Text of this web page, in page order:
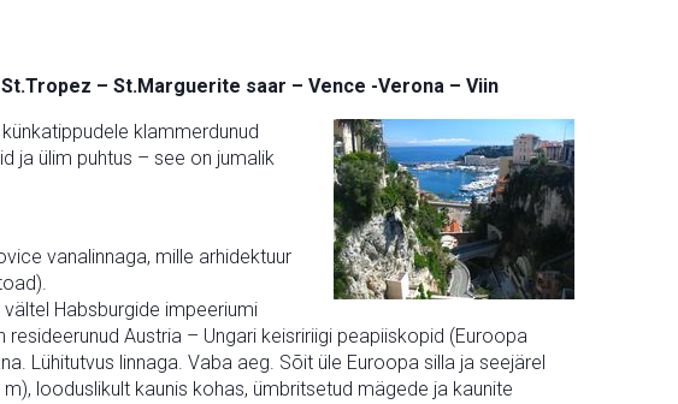
– St.Marguerite saar – Vence -Verona – Viin
klammerdunud
ja ülim puhtus – see on jumalik
vanalinnaga, mille arhidektuur
Habsburgide impeeriumi
Austria – Ungari keisririigi peapiiskopid (Euroopa
Lühitutvus linnaga. Vaba aeg. Sõit üle Euroopa silla ja seejärel
looduslikult kaunis kohas, ümbritsetud mägede ja kaunite